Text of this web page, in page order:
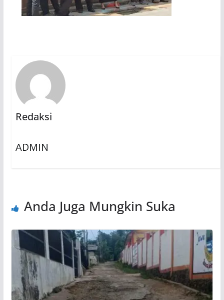
Redaksi
ADMIN
Anda Juga Mungkin Suka